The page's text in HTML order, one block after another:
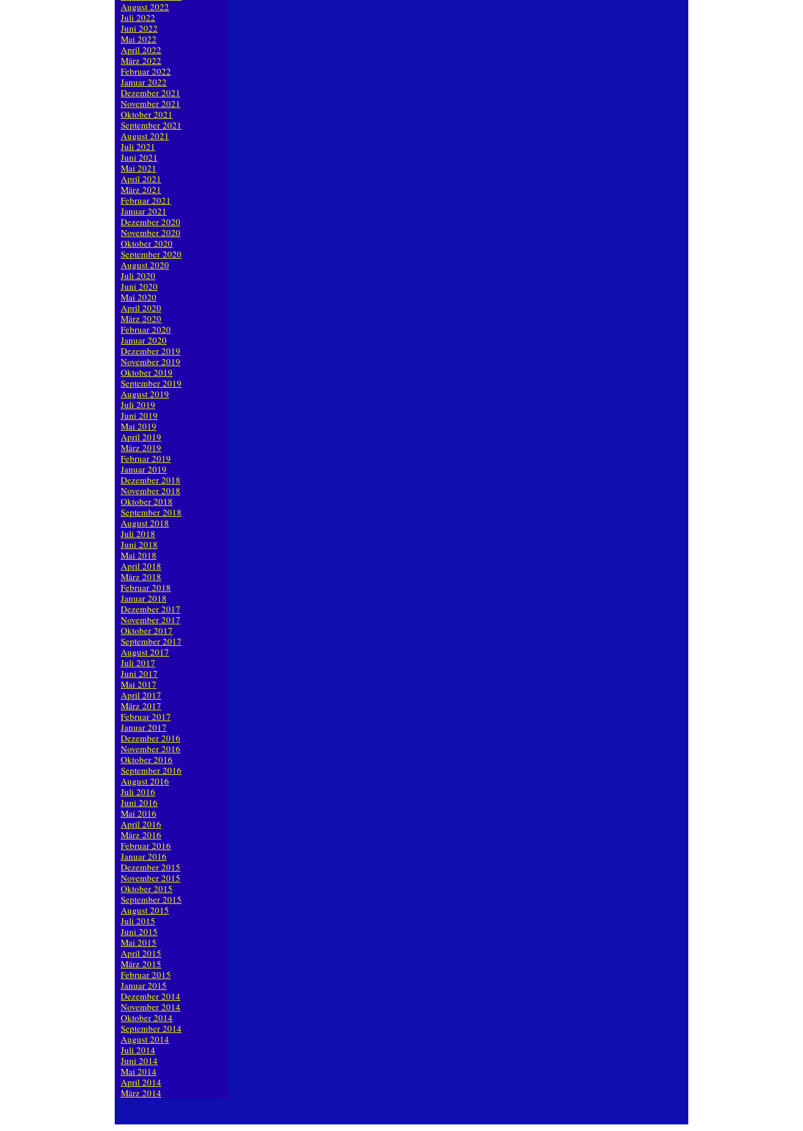
August 2022
Juli 2022
Juni 2022
Mai 2022
April 2022
März 2022
Februar 2022
Januar 2022
Dezember 2021
November 2021
Oktober 2021
September 2021
August 2021
Juli 2021
Juni 2021
Mai 2021
April 2021
März 2021
Februar 2021
Januar 2021
Dezember 2020
November 2020
Oktober 2020
September 2020
August 2020
Juli 2020
Juni 2020
Mai 2020
April 2020
März 2020
Februar 2020
Januar 2020
Dezember 2019
November 2019
Oktober 2019
September 2019
August 2019
Juli 2019
Juni 2019
Mai 2019
April 2019
März 2019
Februar 2019
Januar 2019
Dezember 2018
November 2018
Oktober 2018
September 2018
August 2018
Juli 2018
Juni 2018
Mai 2018
April 2018
März 2018
Februar 2018
Januar 2018
Dezember 2017
November 2017
Oktober 2017
September 2017
August 2017
Juli 2017
Juni 2017
Mai 2017
April 2017
März 2017
Februar 2017
Januar 2017
Dezember 2016
November 2016
Oktober 2016
September 2016
August 2016
Juli 2016
Juni 2016
Mai 2016
April 2016
März 2016
Februar 2016
Januar 2016
Dezember 2015
November 2015
Oktober 2015
September 2015
August 2015
Juli 2015
Juni 2015
Mai 2015
April 2015
März 2015
Februar 2015
Januar 2015
Dezember 2014
November 2014
Oktober 2014
September 2014
August 2014
Juli 2014
Juni 2014
Mai 2014
April 2014
März 2014